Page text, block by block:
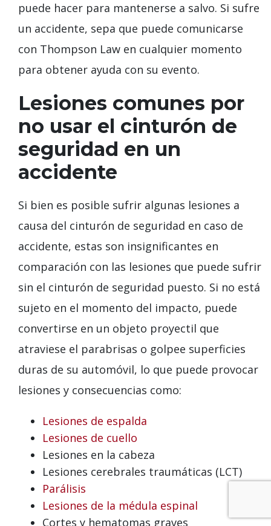
puede hacer para mantenerse a salvo. Si sufre
un accidente, sepa que puede comunicarse
con Thompson Law en cualquier momento
para obtener ayuda con su evento.
Lesiones comunes por
no usar el cinturón de
seguridad en un
accidente
Si bien es posible sufrir algunas lesiones a
causa del cinturón de seguridad en caso de
accidente, estas son insignificantes en
comparación con las lesiones que puede sufrir
sin el cinturón de seguridad puesto. Si no está
sujeto en el momento del impacto, puede
convertirse en un objeto proyectil que
atraviese el parabrisas o golpee superficies
duras de su automóvil, lo que puede provocar
lesiones y consecuencias como:
Lesiones de espalda
Lesiones de cuello
Lesiones en la cabeza
Lesiones cerebrales traumáticas (LCT)
Parálisis
Lesiones de la médula espinal
Cortes y hematomas graves